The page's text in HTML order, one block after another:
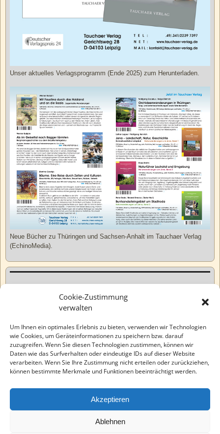
Cookie-Zustimmung
verwalten
Um Ihnen ein optimales Erlebnis zu bieten, verwenden wir Technologien
wie Cookies, um Geräteinformationen zu speichern bzw. darauf
zuzugreifen. Wenn Sie diesen Technologien zustimmen, können wir
Daten wie das Surfverhalten oder eindeutige IDs auf dieser Website
verarbeiten. Wenn Sie Ihre Zustimmung nicht erteilen oder zurückziehen,
können bestimmte Merkmale und Funktionen beeinträchtigt werden.
Akzeptieren
Ablehnen
Unser aktuelles Verlagsprogramm (Ende 2025) zum Herunterladen.
Neue Bücher zu Thüringen und Sachsen-Anhalt im Tauchaer Verlag
(EchinoMedia).
Varia